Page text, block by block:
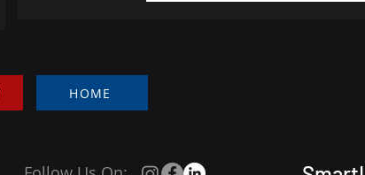
HOME